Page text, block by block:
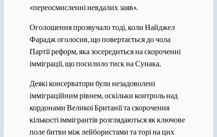
«переосмисленні невдалих заяв».
Оголошення прозвучало тоді, коли Найджел
Фарадж оголосив, що повертається до чола
Партії реформ, яка зосередиться на скороченні
імміграції, що посилило тиск на Сунака.
Деякі консерватори були незадоволені
імміграційним рівнем, оскільки контроль над
кордонами Великої Британії та скорочення
кількості іммігрантів розглядаються як ключове
поле битви між лейбористами та торі на цих